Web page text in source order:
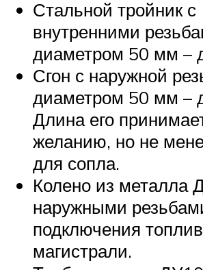
Стальной тройник с
внутренними
диаметром 50 мм –
Сгон с наружной
диаметром 50 мм –
Длина его
желанию, но не
для сопла.
Колено из металла
наружными
подключения
магистрали.